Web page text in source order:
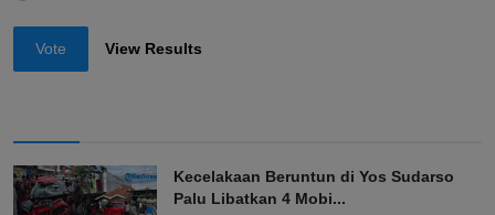
Vote View Results
Kecelakaan Beruntun di Yos Sudarso
Palu Libatkan 4 Mobi...